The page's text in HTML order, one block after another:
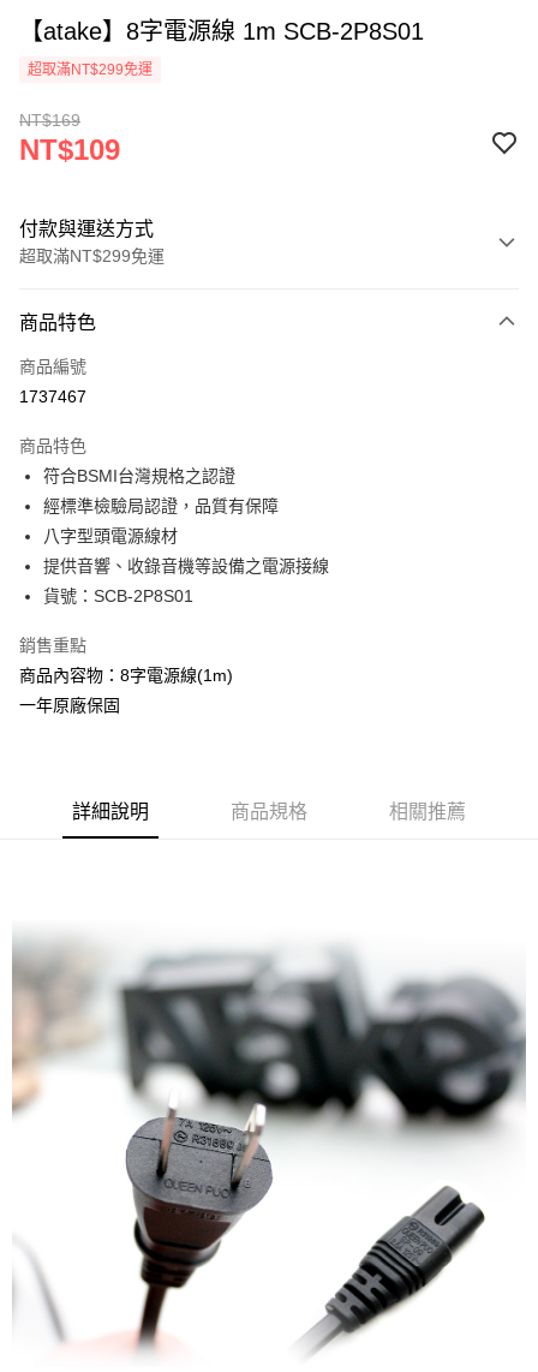
【atake】8字電源線 1m SCB-2P8S01
超取滿NT$299免運
NT$169
NT$109
付款與運送方式
超取滿NT$299免運
信用卡一次付款
超商取貨付款
Apple Pay
街口支付
悠遊付
Google Pay
ATM付款
運送方式
付款後全家取貨
付款後7-11取貨
每筆NT$60，滿NT$299(含以上)免運費
宅配
每筆NT$80，滿NT$899(含以上)免運費
商品特色
商品編號
1737467
商品特色
符合BSMI台灣規格之認證
經標準檢驗局認證，品質有保障
八字型頭電源線材
提供音響、收錄音機等設備之電源接線
貨號：SCB-2P8S01
銷售重點
商品內容物：8字電源線(1m)
一年原廠保固
詳細說明 商品規格 相關推薦